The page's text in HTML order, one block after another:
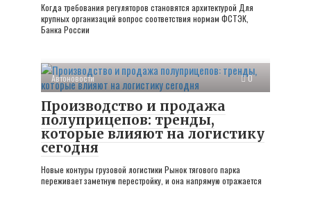
Когда требования регуляторов становятся архитектурой Для
крупных организаций вопрос соответствия нормам ФСТЭК,
Банка России
Автоновости 0
Производство и продажа
полуприцепов: тренды,
которые влияют на логистику
сегодня
Новые контуры грузовой логистики Рынок тягового парка
переживает заметную перестройку, и она напрямую отражается